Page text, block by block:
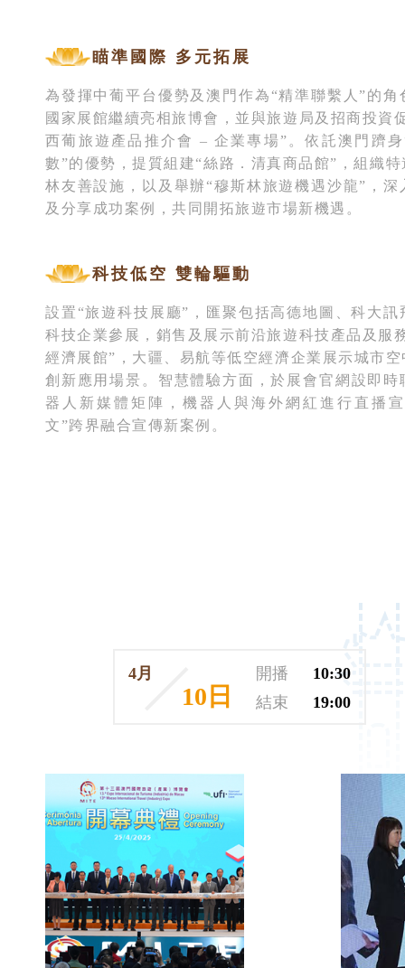
瞄準國際 多元拓展
為發揮中葡平台優勢及澳門作為“精準聯繫人”的
國家展館繼續亮相旅博會，並與旅遊局及招商投資
西葡旅遊產品推介會 – 企業專場”。依託澳門躋
數”的優勢，提質組建“絲路．清真商品館”，組織
林友善設施，以及舉辦“穆斯林旅遊機遇沙龍”，
及分享成功案例，共同開拓旅遊市場新機遇。
科技低空 雙輪驅動
設置“旅遊科技展廳”，匯聚包括高德地圖、科大
科技企業參展，銷售及展示前沿旅遊科技產品及服
經濟展館”，大疆、易航等低空經濟企業展示城市
創新應用場景。智慧體驗方面，於展會官網設即
器人新媒體矩陣，機器人與海外網紅進行直播
文”跨界融合宣傳新案例。
4月
10日
開播
10:30
結束
19:00